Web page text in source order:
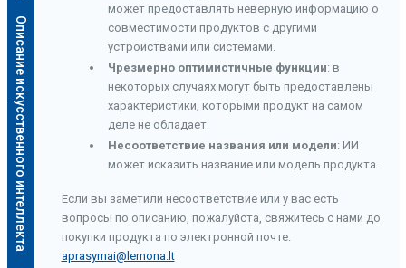
Описание искусственного интеллекта
может предоставлять неверную информацию о
совместимости продуктов с другими
устройствами или системами.
Чрезмерно оптимистичные функции: в
некоторых случаях могут быть предоставлены
характеристики, которыми продукт на самом
деле не обладает.
Несоответствие названия или модели: ИИ
может исказить название или модель продукта.
Если вы заметили несоответствие или у вас есть
вопросы по описанию, пожалуйста, свяжитесь с нами до
покупки продукта по электронной почте:
aprasymai@lemona.lt